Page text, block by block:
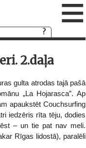
≡
2.daļa
gulta atrodas tajā pašā
„La Hojarasca”. Ap
apaukstēt Couchsurfing
iedzēris rīta tēju, dodies
– un tie pat nav meli.
Rīgas lidostā), paralēli